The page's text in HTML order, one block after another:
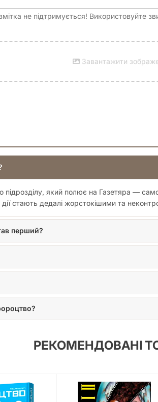
+ супер-обкладинка
не підтримується! Використовуйте
Завантажити
підрозділу, який полює на Газетяра —
стають дедалі жорстокішими та
перший?
РЕКОМЕНДОВАНІ